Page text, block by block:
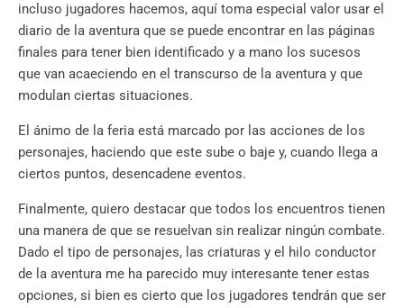
incluso jugadores hacemos, aquí toma especial valor usar el
diario de la aventura que se puede encontrar en las páginas
finales para tener bien identificado y a mano los sucesos
que van acaeciendo en el transcurso de la aventura y que
modulan ciertas situaciones.
El ánimo de la feria está marcado por las acciones de los
personajes, haciendo que este sube o baje y, cuando llega a
ciertos puntos, desencadene eventos.
Finalmente, quiero destacar que todos los encuentros tienen
una manera de que se resuelvan sin realizar ningún combate.
Dado el tipo de personajes, las criaturas y el hilo conductor
de la aventura me ha parecido muy interesante tener estas
opciones, si bien es cierto que los jugadores tendrán que ser